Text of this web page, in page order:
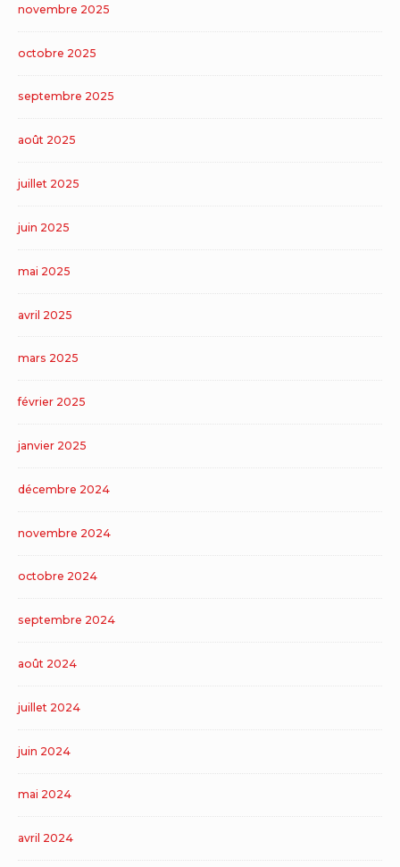
novembre 2025
octobre 2025
septembre 2025
août 2025
juillet 2025
juin 2025
mai 2025
avril 2025
mars 2025
février 2025
janvier 2025
décembre 2024
novembre 2024
octobre 2024
septembre 2024
août 2024
juillet 2024
juin 2024
mai 2024
avril 2024